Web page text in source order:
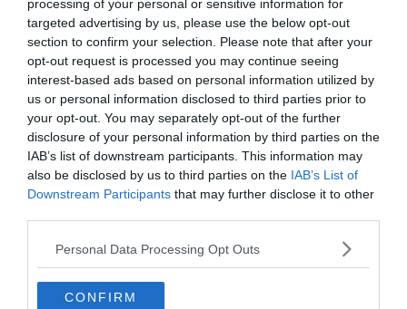
processing of your personal or sensitive information for
targeted advertising by us, please use the below opt-out
section to confirm your selection. Please note that after your
opt-out request is processed you may continue seeing
interest-based ads based on personal information utilized by
us or personal information disclosed to third parties prior to
your opt-out. You may separately opt-out of the further
disclosure of your personal information by third parties on the
IAB’s list of downstream participants. This information may
also be disclosed by us to third parties on the IAB’s List of
Downstream Participants that may further disclose it to other
Personal Data Processing Opt Outs
CONFIRM
“A Liverpool legyőzhetetlennek tűnik.” -mondta. “Tudjuk, hogy nagy
a lemaradás. Nem adjuk fel, de el kell fogadnunk, ha egy csapat
jobb nálunk.”
“Ha elveszítjük a Premier Leaguet, akkor jövőre újra megpróbáljuk.
Nem ez lesz az első alkalom a Manchester City 100 éves
történetében, hogy elveszíti a bajnokságot.”
“Ha nem tesszük meg, akkor nem fogok visszavonulni, de nagyon
csalódott leszek.”
“Ez a csapat soha se adja fel.”
Guardiola megdicsérte a veterán, brazil Fernandinho
teljesítményét, ami szerinte “hihetetlen” volt a Chelsea ellen
szombaton.